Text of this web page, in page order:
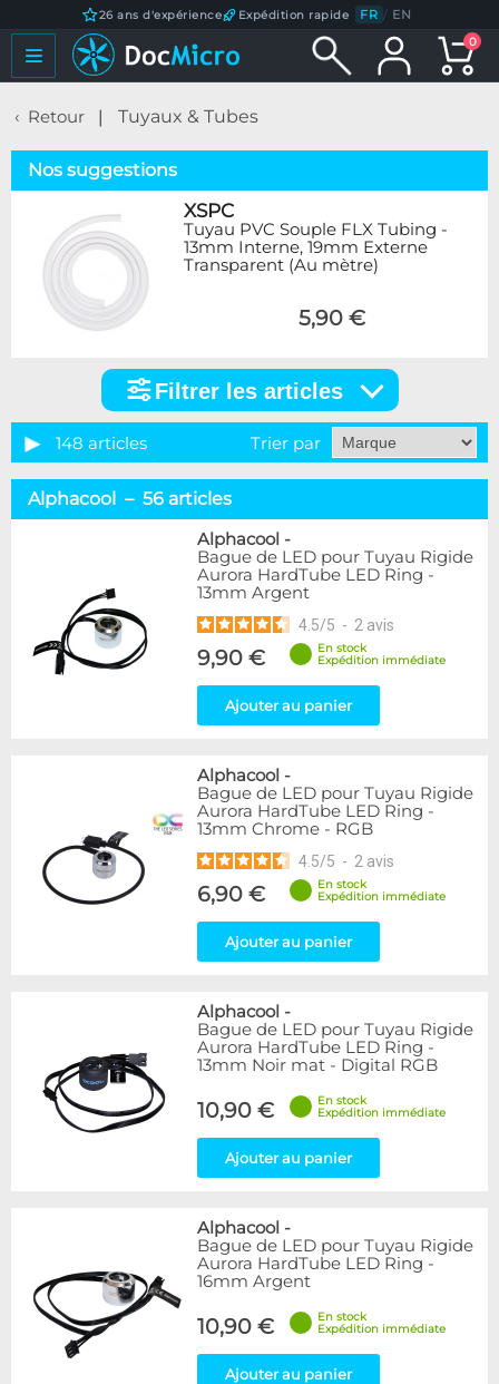
26 ans d'expérience Expédition rapide FR / EN
0
Retour Tuyaux & Tubes
Nos suggestions
XSPC
Tuyau PVC Souple FLX Tubing -
13mm Interne, 19mm Externe
Transparent (Au mètre)
5,90 €
articles
Catégorie
Tuyaux souples
37
Accessoires pour tuyaux
59
Marque
Alphacool
56
DocMicro
27
17
2
15
3
Mayhems
12
Monsoon
3
Tygon
XSPC
7
9
15
Plexi
5
Rouge
Transparent
40
Vert
Disponibilité / Promotions
Articles en promotions
Appliquer
Filtrer les articles
148 articles Trier par
Alphacool – 56 articles
Alphacool -
Bague de LED pour Tuyau Rigide
Aurora HardTube LED Ring -
13mm Argent
4.5/5 - 2 avis
9,90 €
En stock
Expédition immédiate
Ajouter au panier
Alphacool -
Bague de LED pour Tuyau Rigide
Aurora HardTube LED Ring -
13mm Chrome - RGB
4.5/5 - 2 avis
6,90 €
En stock
Expédition immédiate
Ajouter au panier
Alphacool -
Bague de LED pour Tuyau Rigide
Aurora HardTube LED Ring -
13mm Noir mat - Digital RGB
10,90 €
En stock
Expédition immédiate
Ajouter au panier
Alphacool -
Bague de LED pour Tuyau Rigide
Aurora HardTube LED Ring -
16mm Argent
10,90 €
En stock
Expédition immédiate
Ajouter au panier